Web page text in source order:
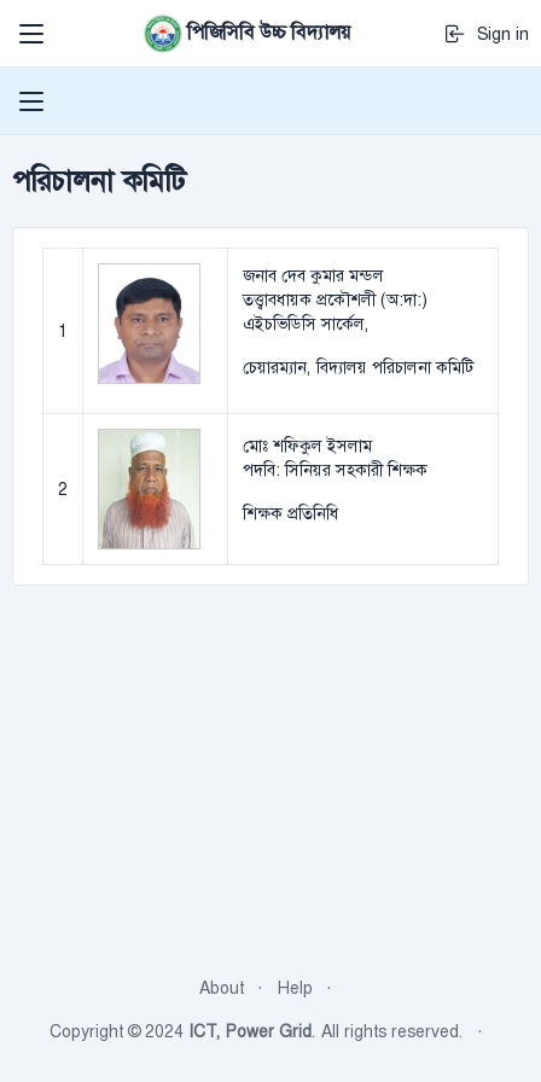
পিজিসিবি উচ্চ বিদ্যালয় Sign in
পরিচালনা কমিটি
1
জনাব দেব কুমার মন্ডল
তত্ত্বাবধায়ক প্রকৌশলী (অ:দা:)
এইচভিডিসি সার্কেল,
চেয়ারম্যান, বিদ্যালয় পরিচালনা কমিটি
2
মোঃ শফিকুল ইসলাম
পদবি: সিনিয়র সহকারী শিক্ষক
শিক্ষক প্রতিনিধি
About
Help
Copyright © 2024 ICT, Power Grid. All rights reserved.